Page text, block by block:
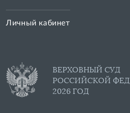
Личный кабинет
ВЕРХОВНЫЙ СУД
РОССИЙСКОЙ
2026 ГОД